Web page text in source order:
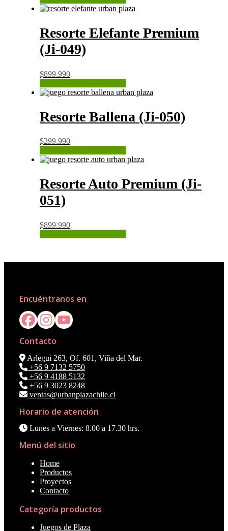
Resorte Elefante Premium
(Ji-049)
$899.990
Resorte Ballena (Ji-050)
$299.990
Resorte Auto Premium (Ji-
051)
$899.990
Encuéntranos en
Contacto
Arlegui 263, Of. 601, Viña del Mar.
+56 9 7132 5750
+56 9 4188 5132
+56 9 3023 8248
ventas@urbanplazachile.cl
Horario de atención
Lunes a Viernes: 8.00 a 17.30 hrs.
Menú del sitio
Home
Productos
Proyectos
Contacto
Categoría productos
Juegos de Plaza